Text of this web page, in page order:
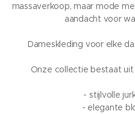
massaverkoop, maar mode
aandacht voor
Dameskleding voor elke
Onze collectie bestaat
- stijlvolle
- elegante